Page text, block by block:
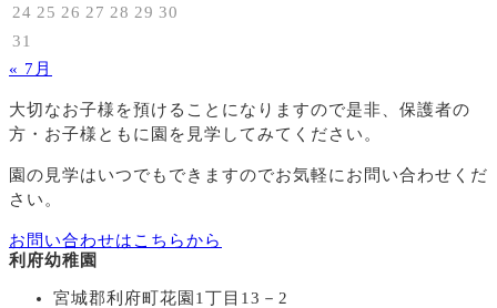
24 25 26 27 28 29 30
31
« 7月
大切なお子様を預けることになりますので是非、保護者の
方・お子様ともに園を見学してみてください。
園の見学はいつでもできますのでお気軽にお問い合わせくだ
さい。
お問い合わせはこちらから
利府幼稚園
宮城郡利府町花園1丁目13－2